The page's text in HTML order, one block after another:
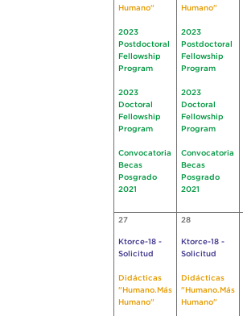
Humano"
2023
Postdoctoral
Fellowship
Program
2023
Doctoral
Fellowship
Program
Convocatoria
Becas
Posgrado
2021
Humano"
2023
Postdoctoral
Fellowship
Program
2023
Doctoral
Fellowship
Program
Convocatoria
Becas
Posgrado
2021
27
Ktorce-18 -
Solicitud
Didácticas
"Humano.Más
Humano"
28
Ktorce-18 -
Solicitud
Didácticas
"Humano.Más
Humano"